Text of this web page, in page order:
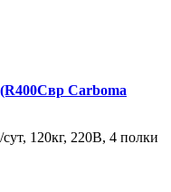
Carboma
120кг, 220В, 4 полки